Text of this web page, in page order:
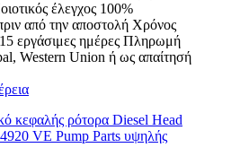
έλεγχος 100%
από την αποστολή Χρόνος
εργάσιμες ημέρες Πληρωμή
Western Union ή ως απαίτησή